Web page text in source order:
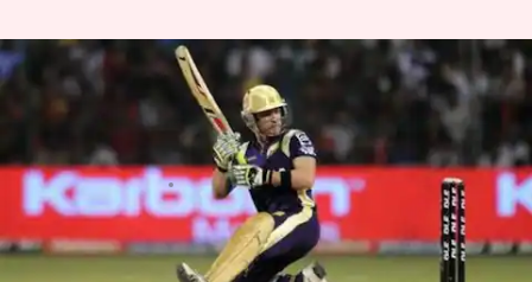
आज के दिन खेला गया था IPL
इतिहास का पहला मैच, जानिए कहां
हैं वे खिलाड़ी
लेखन Neeraj Pandey Apr 18, 2020 11:30 am
क्या है खबर?